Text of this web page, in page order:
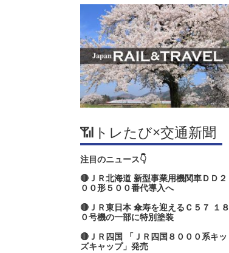
📶トレたび×交通新聞
注目のニュース👇
🔴ＪＲ北海道 新型事業用機関車ＤＤ２
００形５００番代導入へ
🔴ＪＲ東日本 傘寿を迎えるＣ５７ １８
０号機の一部に特別塗装
🔴ＪＲ四国 「ＪＲ四国８０００系キッ
ズキャップ」発売